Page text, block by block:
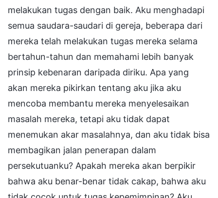
melakukan tugas dengan baik. Aku menghadapi
semua saudara-saudari di gereja, beberapa dari
mereka telah melakukan tugas mereka selama
bertahun-tahun dan memahami lebih banyak
prinsip kebenaran daripada diriku. Apa yang
akan mereka pikirkan tentang aku jika aku
mencoba membantu mereka menyelesaikan
masalah mereka, tetapi aku tidak dapat
menemukan akar masalahnya, dan aku tidak bisa
membagikan jalan penerapan dalam
persekutuanku? Apakah mereka akan berpikir
bahwa aku benar-benar tidak cakap, bahwa aku